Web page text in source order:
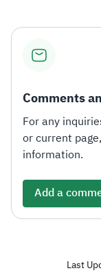
Comments
For any
or current
information.
Add a
Last